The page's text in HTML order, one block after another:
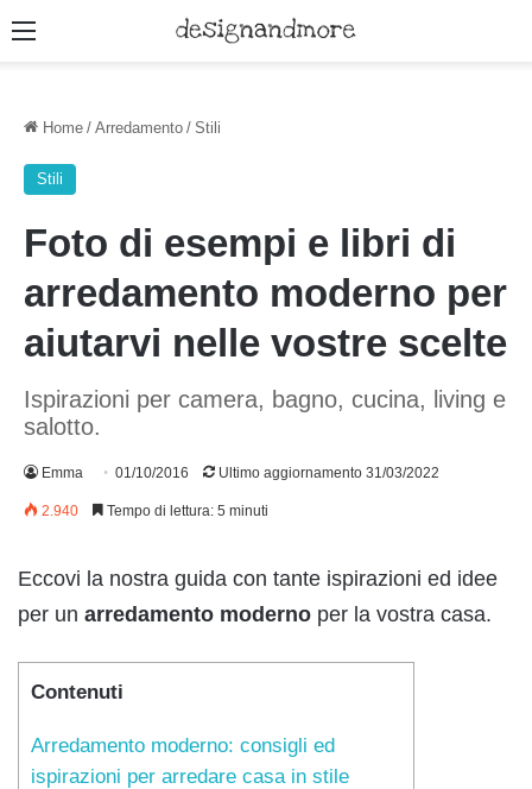
Menu
Home / Arredamento / Stili
Stili
Foto di esempi e libri di
arredamento moderno per
aiutarvi nelle vostre scelte
Ispirazioni per camera, bagno, cucina, living e
salotto.
Emma 01/10/2016 Ultimo aggiornamento 31/03/2022
2.940 Tempo di lettura: 5 minuti
Eccovi la nostra guida con tante ispirazioni ed idee
per un arredamento moderno per la vostra casa.
Contenuti
Arredamento moderno: consigli ed
ispirazioni per arredare casa in stile